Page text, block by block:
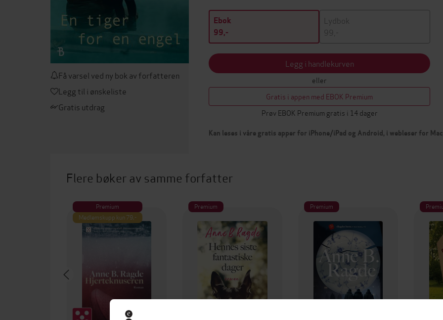
Få varsel ved ny bok av forfatteren
Legg til i ønskeliste
Gratis utdrag
Ebok
99,-
Lydbok
99,-
Legg i handlekurven
eller
Gratis i appen med EBOK Premium
Prøv EBOK Premium gratis i 14 dager
Kan leses i våre gratis apper for iPhone/iPad og Android, i webleser for
Flere bøker av samme forfatter
Premium
Medlemskupp kun 79,-
Premium Premium